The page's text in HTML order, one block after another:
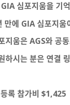
심포지움을 기
만에 GIA 심포지움
지움은 AGS와 공
하시는 분은 연결
록 참가비 $1,425